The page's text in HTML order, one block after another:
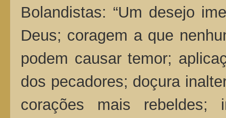
Bolandistas: “Um desejo
Deus; coragem a que
podem causar temor;
dos pecadores; doçura
corações mais rebeldes;